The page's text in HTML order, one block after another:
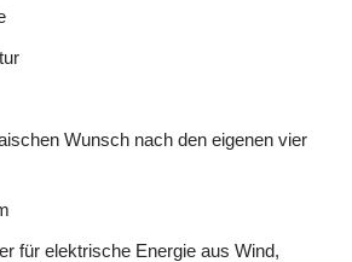
Wunsch nach den eigenen vier
für elektrische Energie aus Wind,